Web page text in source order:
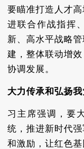
要瞄准打造人才
进联合作战指挥
新、高水平战略
建，整体联动增
协调发展。
大力传承和弘扬
习主席强调，要
统，推进新时代
和激励，让红色